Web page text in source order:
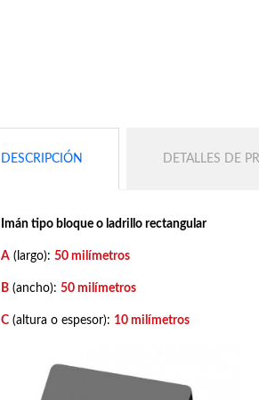
DESCRIPCIÓN DETALLES DE
Imán tipo bloque o ladrillo rectangular
A (largo): 50 milímetros
B (ancho): 50 milímetros
C (altura o espesor): 10 milímetros